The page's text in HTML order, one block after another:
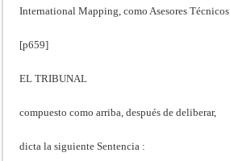
International Mapping, como Asesores Técnicos.
[p659]
EL TRIBUNAL
compuesto como arriba, después de deliberar,
dicta la siguiente Sentencia :